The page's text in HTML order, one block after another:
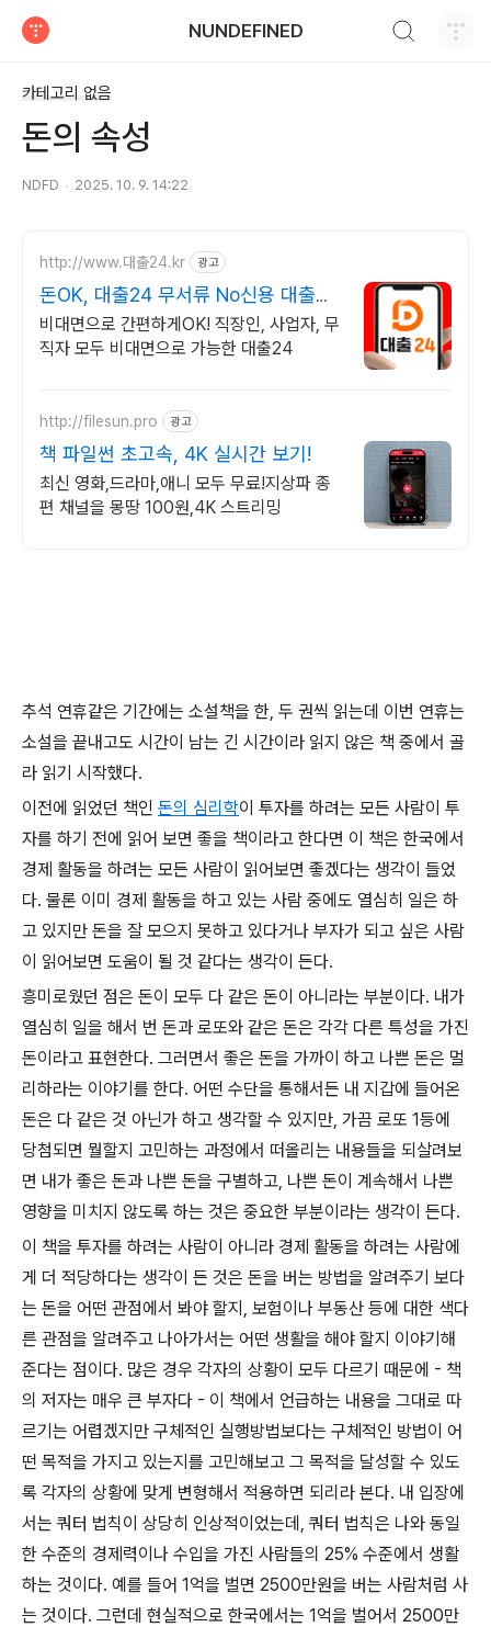
NUNDEFINED
카테고리 없음
돈의 속성
NDFD 2025. 10. 9. 14:22
http://www.대출24.kr 광고
돈OK, 대출24 무서류 No신용 대출가
능!
비대면으로 간편하게OK! 직장인, 사업자, 무
직자 모두 비대면으로 가능한 대출24
http://filesun.pro 광고
책 파일썬 초고속, 4K 실시간 보기!
최신 영화,드라마,애니 모두 무료!지상파 종
편 채널을 몽땅 100원,4K 스트리밍
추석 연휴같은 기간에는 소설책을 한, 두 권씩 읽는데 이번 연휴는
소설을 끝내고도 시간이 남는 긴 시간이라 읽지 않은 책 중에서 골
라 읽기 시작했다.
이전에 읽었던 책인 돈의 심리학이 투자를 하려는 모든 사람이 투
자를 하기 전에 읽어 보면 좋을 책이라고 한다면 이 책은 한국에서
경제 활동을 하려는 모든 사람이 읽어보면 좋겠다는 생각이 들었
다. 물론 이미 경제 활동을 하고 있는 사람 중에도 열심히 일은 하
고 있지만 돈을 잘 모으지 못하고 있다거나 부자가 되고 싶은 사람
이 읽어보면 도움이 될 것 같다는 생각이 든다.
흥미로웠던 점은 돈이 모두 다 같은 돈이 아니라는 부분이다. 내가
열심히 일을 해서 번 돈과 로또와 같은 돈은 각각 다른 특성을 가진
돈이라고 표현한다. 그러면서 좋은 돈을 가까이 하고 나쁜 돈은 멀
리하라는 이야기를 한다. 어떤 수단을 통해서든 내 지갑에 들어온
돈은 다 같은 것 아닌가 하고 생각할 수 있지만, 가끔 로또 1등에
당첨되면 뭘할지 고민하는 과정에서 떠올리는 내용들을 되살려보
면 내가 좋은 돈과 나쁜 돈을 구별하고, 나쁜 돈이 계속해서 나쁜
영향을 미치지 않도록 하는 것은 중요한 부분이라는 생각이 든다.
이 책을 투자를 하려는 사람이 아니라 경제 활동을 하려는 사람에
게 더 적당하다는 생각이 든 것은 돈을 버는 방법을 알려주기 보다
는 돈을 어떤 관점에서 봐야 할지, 보험이나 부동산 등에 대한 색다
른 관점을 알려주고 나아가서는 어떤 생활을 해야 할지 이야기해
준다는 점이다. 많은 경우 각자의 상황이 모두 다르기 때문에 - 책
의 저자는 매우 큰 부자다 - 이 책에서 언급하는 내용을 그대로 따
르기는 어렵겠지만 구체적인 실행방법보다는 구체적인 방법이 어
떤 목적을 가지고 있는지를 고민해보고 그 목적을 달성할 수 있도
록 각자의 상황에 맞게 변형해서 적용하면 되리라 본다. 내 입장에
서는 쿼터 법칙이 상당히 인상적이었는데, 쿼터 법칙은 나와 동일
한 수준의 경제력이나 수입을 가진 사람들의 25% 수준에서 생활
하는 것이다. 예를 들어 1억을 벌면 2500만원을 버는 사람처럼 사
는 것이다. 그런데 현실적으로 한국에서는 1억을 벌어서 2500만